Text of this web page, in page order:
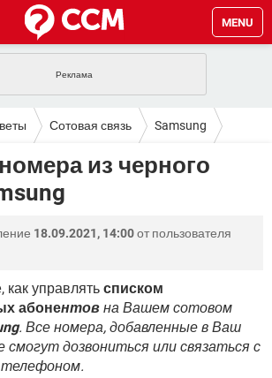
MENU
FACEBOOK
WINDOWS 10
TELEGRAM
INSTAGRAM
ВКОНТАКТЕ
GOOGLE
TELEGRAM
ИГРЫ
ВКОНТАКТЕ
INSTAGRAM
ИГРЫ
Сотовая связь Samsung
из черного
18.09.2021, 14:00от пользователя
как управлять списком
абонентов на Вашем сотовом
. Все номера, добавленные в Ваш
смогут дозвониться или связаться с